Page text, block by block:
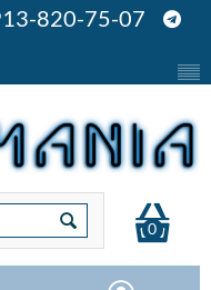
820-75-07
0